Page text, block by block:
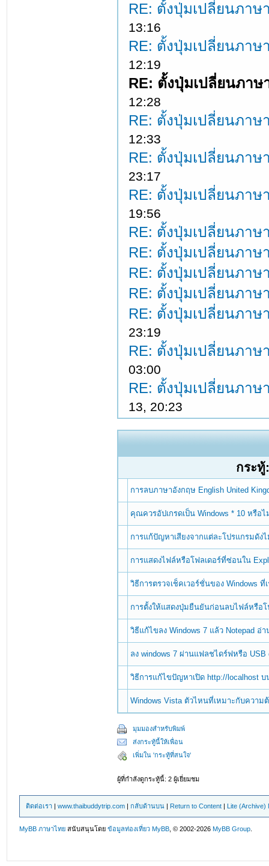
RE: ตั้งปุ่มเปลี่ยนภาษ
13:16
RE: ตั้งปุ่มเปลี่ยนภาษ
12:19
RE: ตั้งปุ่มเปลี่ยนภาษ
12:28
RE: ตั้งปุ่มเปลี่ยนภาษ
12:33
RE: ตั้งปุ่มเปลี่ยนภาษ
23:17
RE: ตั้งปุ่มเปลี่ยนภาษ
19:56
RE: ตั้งปุ่มเปลี่ยนภาษ
RE: ตั้งปุ่มเปลี่ยนภาษ
RE: ตั้งปุ่มเปลี่ยนภาษ
RE: ตั้งปุ่มเปลี่ยนภาษ
RE: ตั้งปุ่มเปลี่ยนภาษ
23:19
RE: ตั้งปุ่มเปลี่ยนภาษ
03:00
RE: ตั้งปุ่มเปลี่ยนภาษ
13, 20:23
กระทู้
การลบภาษาอังกฤษ English United
คุณควรอัปเกรดเป็น Windows * 10 หรือไ
การแก้ปัญหาเสียงจากแต่ละโปรแกรมดัง
การแสดงไฟล์หรือโฟลเดอร์ที่ซ่อนใน
วิธีการตรวจเช็คเวอร์ชั่นของ Windows ที่
การตั้งให้แสดงปุ่มยืนยันก่อนลบไฟล์หรือโ
วิธีแก้ไขลง Windows 7 แล้ว Notepad อ่
ลง windows 7 ผ่านแฟลชไดร์ฟหรือ USB
วิธีการแก้ไขปัญหาเปิด http://localhost บ
Windows Vista ตัวไหนที่เหมาะกับความ
มุมมองสำหรับพิมพ์
ส่งกระทู้นี้ให้เพื่อน
เพิ่มใน 'กระทู้ที่สนใจ'
ผู้ที่กำลังดูกระทู้นี้: 2 ผู้เยี่ยมชม
ติดต่อเรา |www.thaibuddytrip.com |กลับด้านบน | Return to Content | Lite (Archive)
MyBB ภาษาไทย สนับสนุนโดยข้อมูลท่องเที่ยว MyBB , © 2002-2026MyBB Group